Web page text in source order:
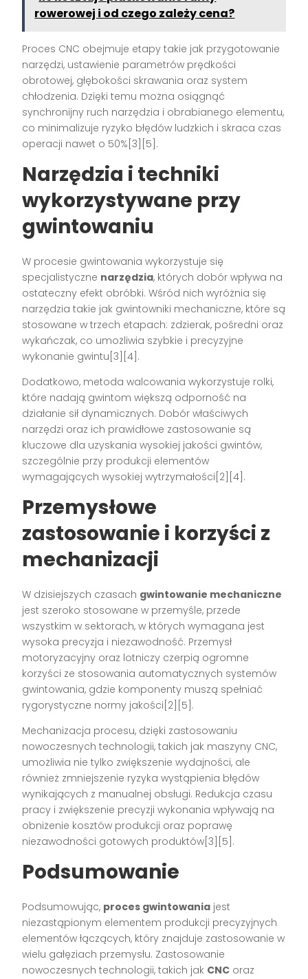
rowerowej i od czego zależy cena?
Proces CNC obejmuje etapy takie jak przygotowanie
narzędzi, ustawienie parametrów prędkości
obrotowej, głębokości skrawania oraz system
chłodzenia. Dzięki temu można osiągnąć
synchronijny ruch narzędzia i obrabianego elementu,
co minimalizuje ryzyko błędów ludzkich i skraca czas
operacji nawet o 50%[3][5].
Narzędzia i techniki
wykorzystywane przy
gwintowaniu
W procesie gwintowania wykorzystuje się
specjalistyczne narzędzia, których dobór wpływa na
ostateczny efekt obróbki. Wśród nich wyróżnia się
narzędzia takie jak gwintowniki mechaniczne, które są
stosowane w trzech etapach: zdzierak, pośredni oraz
wykańczak, co umożliwia szybkie i precyzyjne
wykonanie gwintu[3][4].
Dodatkowo, metoda walcowania wykorzystuje rolki,
które nadają gwintom większą odporność na
działanie sił dynamicznych. Dobór właściwych
narzędzi oraz ich prawidłowe zastosowanie są
kluczowe dla uzyskania wysokiej jakości gwintów,
szczególnie przy produkcji elementów
wymagających wysokiej wytrzymałości[2][4].
Przemysłowe
zastosowanie i korzyści z
mechanizacji
W dzisiejszych czasach gwintowanie mechaniczne
jest szeroko stosowane w przemyśle, przede
wszystkim w sektorach, w których wymagana jest
wysoka precyzja i niezawodność. Przemysł
motoryzacyjny oraz lotniczy czerpią ogromne
korzyści ze stosowania automatycznych systemów
gwintowania, gdzie komponenty muszą spełniać
rygorystyczne normy jakości[2][5].
Mechanizacja procesu, dzięki zastosowaniu
nowoczesnych technologii, takich jak maszyny CNC,
umożliwia nie tylko zwiększenie wydajności, ale
również zmniejszenie ryzyka wystąpienia błędów
wynikających z manualnej obsługi. Redukcja czasu
pracy i zwiększenie precyzji wykonania wpływają na
obniżenie kosztów produkcji oraz poprawę
niezawodności gotowych produktów[3][5].
Podsumowanie
Podsumowując, proces gwintowania jest
niezastąpionym elementem produkcji precyzyjnych
elementów łączących, który znajduje zastosowanie w
wielu gałęziach przemysłu. Zastosowanie
nowoczesnych technologii, takich jak CNC oraz